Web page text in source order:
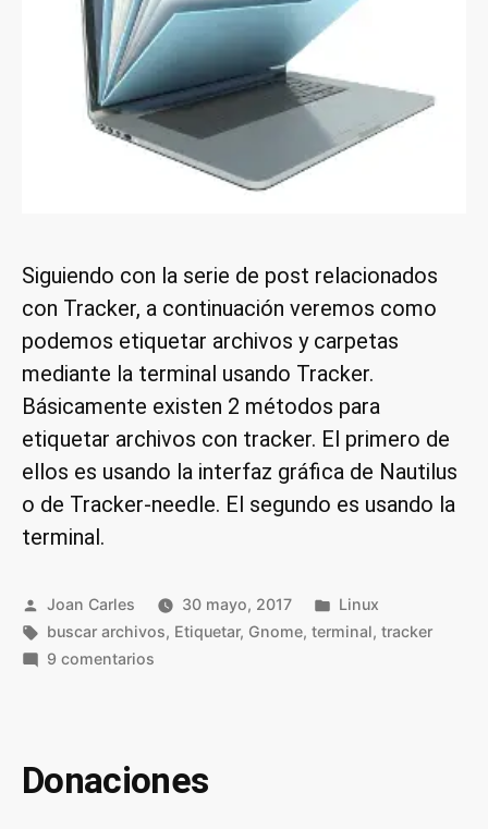
Siguiendo con la serie de post relacionados
con Tracker, a continuación veremos como
podemos etiquetar archivos y carpetas
mediante la terminal usando Tracker.
Básicamente existen 2 métodos para
etiquetar archivos con tracker. El primero de
ellos es usando la interfaz gráfica de Nautilus
o de Tracker-needle. El segundo es usando la
terminal.
Publicado
por
Joan Carles 30 mayo, 2017
Publicado
en
Linux
Etiquetas:
buscar archivos, Etiquetar, Gnome,terminal,tracker
9 comentarios
con
Donaciones